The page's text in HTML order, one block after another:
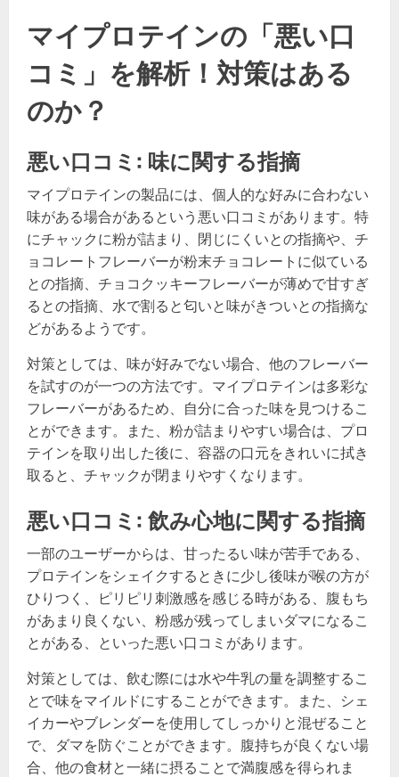
マイプロテインの「悪い口
コミ」を解析！対策はある
のか？
悪い口コミ: 味に関する指摘
マイプロテインの製品には、個人的な好みに合わない
味がある場合があるという悪い口コミがあります。特
にチャックに粉が詰まり、閉じにくいとの指摘や、チ
ョコレートフレーバーが粉末チョコレートに似ている
との指摘、チョコクッキーフレーバーが薄めで甘すぎ
るとの指摘、水で割ると匂いと味がきついとの指摘な
どがあるようです。
対策としては、味が好みでない場合、他のフレーバー
を試すのが一つの方法です。マイプロテインは多彩な
フレーバーがあるため、自分に合った味を見つけるこ
とができます。また、粉が詰まりやすい場合は、プロ
テインを取り出した後に、容器の口元をきれいに拭き
取ると、チャックが閉まりやすくなります。
悪い口コミ: 飲み心地に関する指摘
一部のユーザーからは、甘ったるい味が苦手である、
プロテインをシェイクするときに少し後味が喉の方が
ひりつく、ピリピリ刺激感を感じる時がある、腹もち
があまり良くない、粉感が残ってしまいダマになるこ
とがある、といった悪い口コミがあります。
対策としては、飲む際には水や牛乳の量を調整するこ
とで味をマイルドにすることができます。また、シェ
イカーやブレンダーを使用してしっかりと混ぜること
で、ダマを防ぐことができます。腹持ちが良くない場
合、他の食材と一緒に摂ることで満腹感を得られま